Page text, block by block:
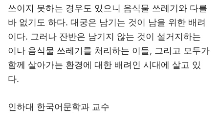
쓰이지 못하는 경우도 있으니 음식물 쓰레기와 다를
바 없기도 하다. 대궁은 남기는 것이 남을 위한 배려
이다. 그러나 잔반은 남기지 않는 것이 설거지하는
이나 음식물 쓰레기를 처리하는 이들, 그리고 모두가
함께 살아가는 환경에 대한 배려인 시대에 살고 있
다.
인하대 한국어문학과 교수